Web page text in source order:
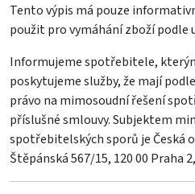
Tento výpis má pouze
použit pro vymáhání zboží podle
Informujeme spotřebitele,
poskytujeme služby, že mají
právo na mimosoudní řešení
příslušné smlouvy. Subjektem
spotřebitelských sporů je Česká
Štěpánská 567/15, 120 00 Praha